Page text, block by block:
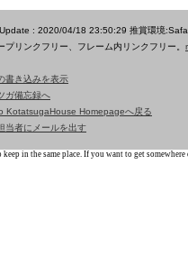
: 2020/04/18 23:50:29 推賞環境
プリンクフリー、フレーム内リンクフリー。
書き込みを表示
ガ備忘録へ
KotatsugaHouse Homepageへ戻る
当者にメールを出す
in the same place. If you want to get